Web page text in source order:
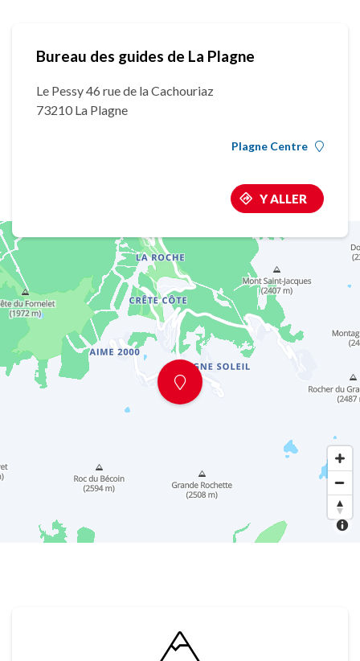
Bureau des guides de La Plagne
Le Pessy 46 rue de la Cachouriaz
73210 La Plagne
Plagne Centre
Y ALLER